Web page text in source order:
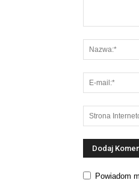
Powiadom